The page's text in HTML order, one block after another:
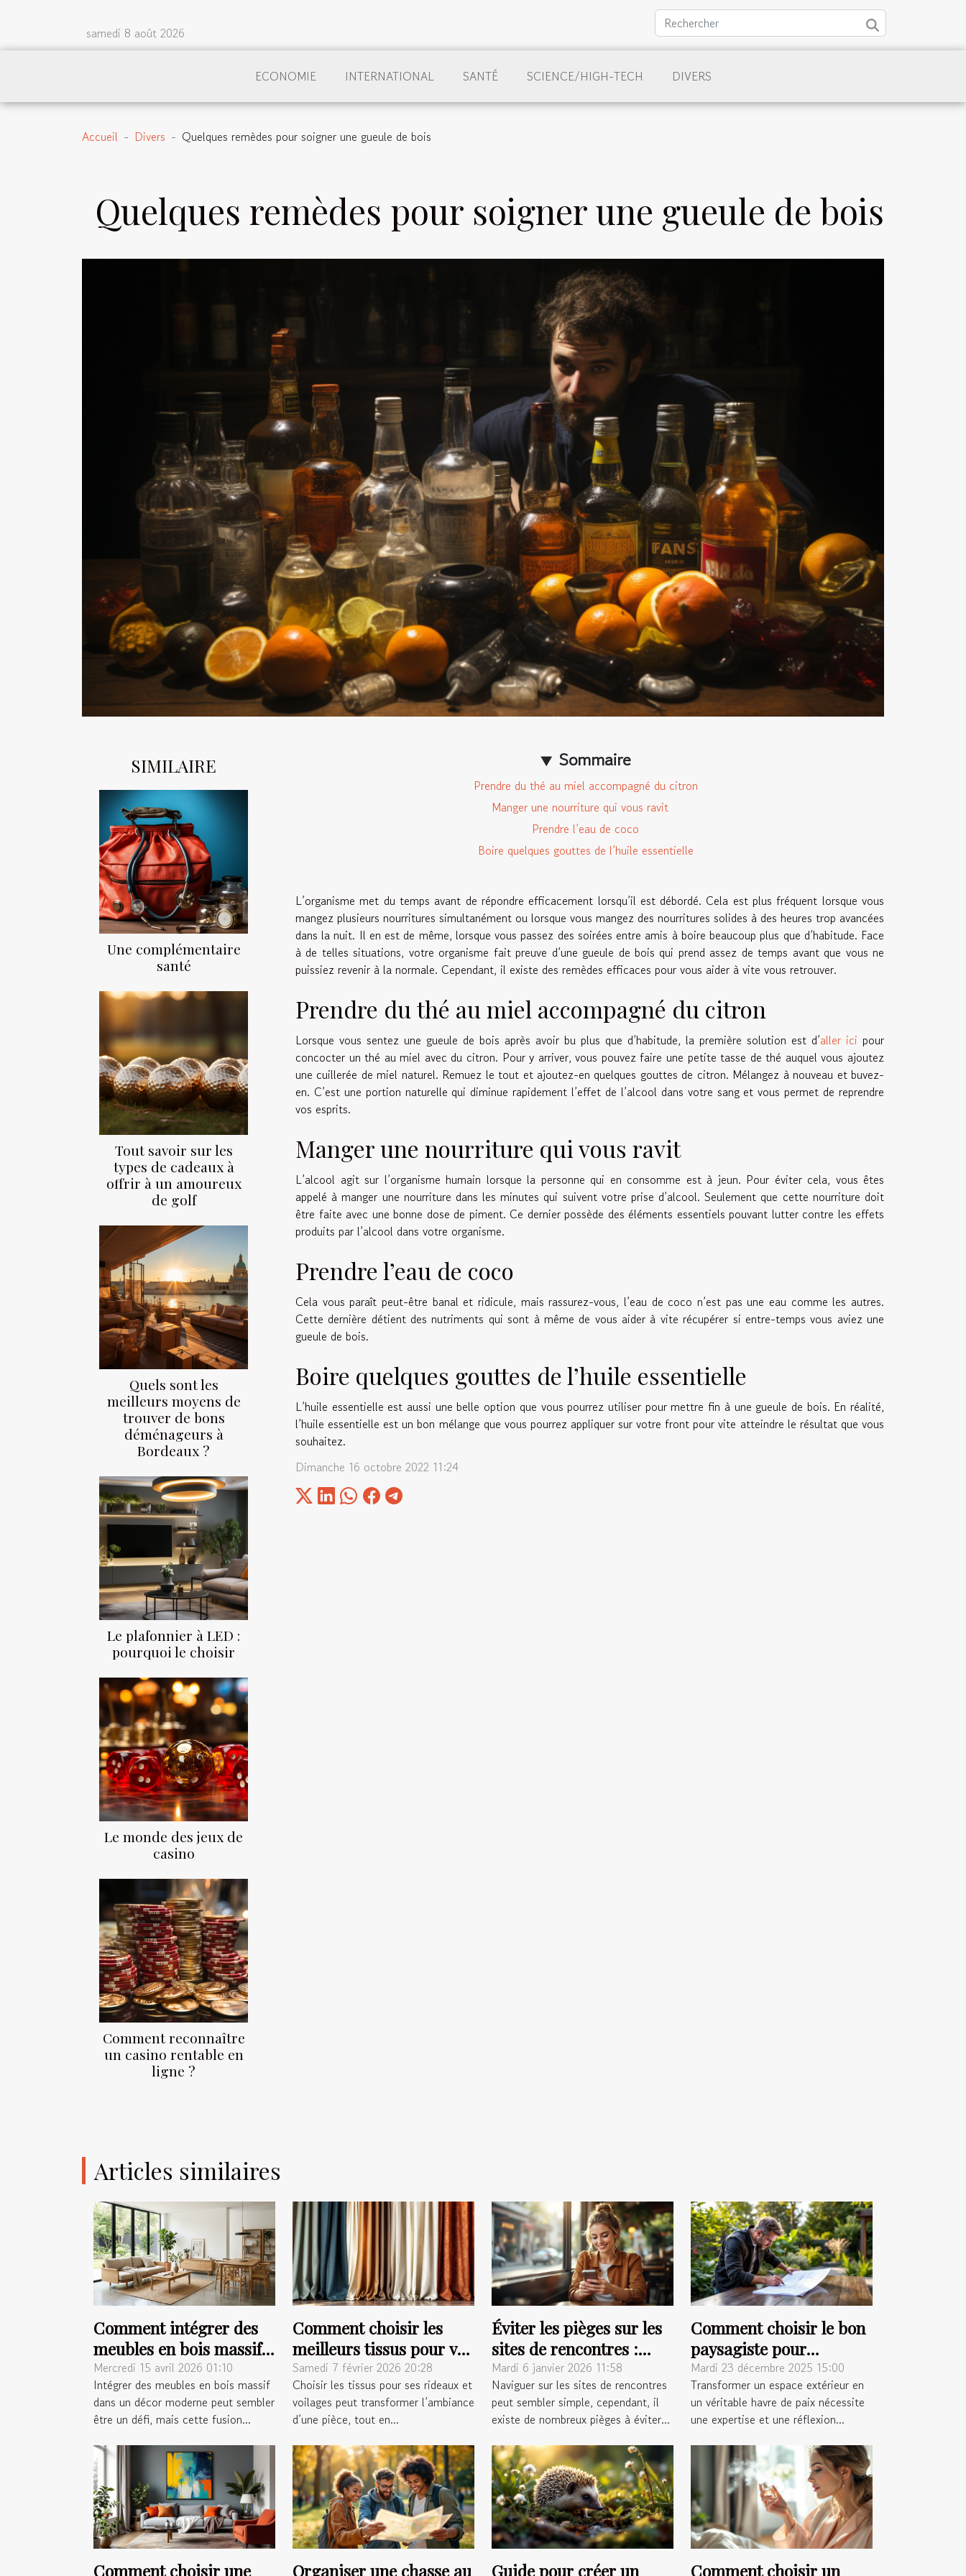
samedi 8 août 2026
ECONOMIE INTERNATIONAL SANTÉ SCIENCE/HIGH-TECH DIVERS
Accueil Divers Quelques remèdes pour soigner une gueule de bois
Quelques remèdes pour soigner une gueule de bois
SIMILAIRE
Une complémentaire
santé
Tout savoir sur les
types de cadeaux à
offrir à un amoureux
de golf
Quels sont les
meilleurs moyens de
trouver de bons
déménageurs à
Bordeaux ?
Le plafonnier à LED :
pourquoi le choisir
Le monde des jeux de
casino
Comment reconnaître
un casino rentable en
ligne ?
Sommaire
Prendre du thé au miel accompagné du citron
Manger une nourriture qui vous ravit
Prendre l’eau de coco
Boire quelques gouttes de l’huile essentielle
L’organisme met du temps avant de répondre efficacement lorsqu’il est débordé. Cela est plus fréquent lorsque vous
mangez plusieurs nourritures simultanément ou lorsque vous mangez des nourritures solides à des heures trop avancées
dans la nuit. Il en est de même, lorsque vous passez des soirées entre amis à boire beaucoup plus que d’habitude. Face
à de telles situations, votre organisme fait preuve d’une gueule de bois qui prend assez de temps avant que vous ne
puissiez revenir à la normale. Cependant, il existe des remèdes efficaces pour vous aider à vite vous retrouver.
Prendre du thé au miel accompagné du citron
Lorsque vous sentez une gueule de bois après avoir bu plus que d’habitude, la première solution est d’aller ici pour
concocter un thé au miel avec du citron. Pour y arriver, vous pouvez faire une petite tasse de thé auquel vous ajoutez
une cuillerée de miel naturel. Remuez le tout et ajoutez-en quelques gouttes de citron. Mélangez à nouveau et buvez-
en. C’est une portion naturelle qui diminue rapidement l’effet de l’alcool dans votre sang et vous permet de reprendre
vos esprits.
Manger une nourriture qui vous ravit
L’alcool agit sur l’organisme humain lorsque la personne qui en consomme est à jeun. Pour éviter cela, vous êtes
appelé à manger une nourriture dans les minutes qui suivent votre prise d’alcool. Seulement que cette nourriture doit
être faite avec une bonne dose de piment. Ce dernier possède des éléments essentiels pouvant lutter contre les effets
produits par l’alcool dans votre organisme.
Prendre l’eau de coco
Cela vous paraît peut-être banal et ridicule, mais rassurez-vous, l’eau de coco n’est pas une eau comme les autres.
Cette dernière détient des nutriments qui sont à même de vous aider à vite récupérer si entre-temps vous aviez une
gueule de bois.
Boire quelques gouttes de l’huile essentielle
L’huile essentielle est aussi une belle option que vous pourrez utiliser pour mettre fin à une gueule de bois. En réalité,
l’huile essentielle est un bon mélange que vous pourrez appliquer sur votre front pour vite atteindre le résultat que vous
souhaitez.
Dimanche 16 octobre 2022 11:24
Articles similaires
Comment intégrer des
meubles en bois massif
dans un décor moderne
?
Mercredi 15 avril 2026 01:10
Intégrer des meubles en bois massif
dans un décor moderne peut sembler
être un défi, mais cette fusion...
Comment choisir les
meilleurs tissus pour vos
rideaux et voilages ?
Samedi 7 février 2026 20:28
Choisir les tissus pour ses rideaux et
voilages peut transformer l’ambiance
d’une pièce, tout en...
Éviter les pièges sur les
sites de rencontres :
conseils pratiques
Mardi 6 janvier 2026 11:58
Naviguer sur les sites de rencontres
peut sembler simple, cependant, il
existe de nombreux pièges à éviter...
Comment choisir le bon
paysagiste pour
métamorphoser votre
espace extérieur ?
Mardi 23 décembre 2025 15:00
Transformer un espace extérieur en
un véritable havre de paix nécessite
une expertise et une réflexion...
Comment choisir une Organiser une chasse au Guide pour créer un Comment choisir un